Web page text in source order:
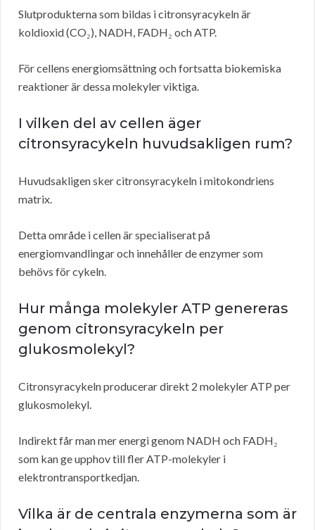
Slutprodukterna som bildas i citronsyracykeln är
koldioxid (CO₂), NADH, FADH₂ och ATP.
För cellens energiomsättning och fortsatta biokemiska
reaktioner är dessa molekyler viktiga.
I vilken del av cellen äger
citronsyracykeln huvudsakligen rum?
Huvudsakligen sker citronsyracykeln i mitokondriens
matrix.
Detta område i cellen är specialiserat på
energiomvandlingar och innehåller de enzymer som
behövs för cykeln.
Hur många molekyler ATP genereras
genom citronsyracykeln per
glukosmolekyl?
Citronsyracykeln producerar direkt 2 molekyler ATP per
glukosmolekyl.
Indirekt får man mer energi genom NADH och FADH₂
som kan ge upphov till fler ATP-molekyler i
elektrontransportkedjan.
Vilka är de centrala enzymerna som är